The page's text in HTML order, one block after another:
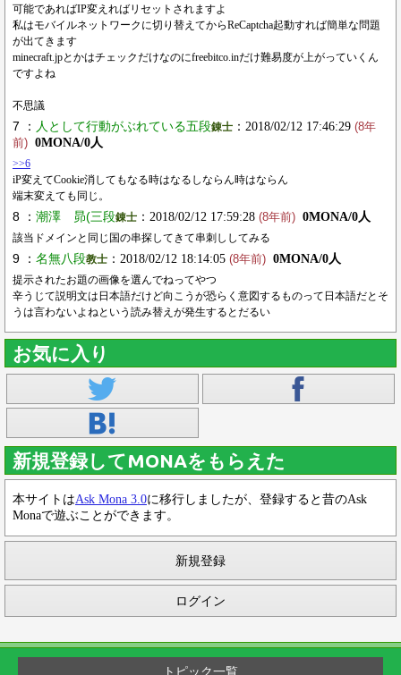
可能であればIP変えればリセットされますよ
私はモバイルネットワークに切り替えてからReCaptcha起動すれば簡単な問題
が出てきます
minecraft.jpとかはチェックだけなのにfreebitco.inだけ難易度が上がっていくん
ですよね
不思議
7 ： 人として行動がぶれている五段錬士 ：2018/02/12 17:46:29 (8年
前) 0MONA/0人
>>6
iP変えてCookie消してもなる時はなるしならん時はならん
端末変えても同じ。
8 ： 潮澤 昴(三段錬士 ：2018/02/12 17:59:28 (8年前) 0MONA/0人
該当ドメインと同じ国の串探してきて串刺ししてみる
9 ： 名無八段教士 ：2018/02/12 18:14:05 (8年前) 0MONA/0人
提示されたお題の画像を選んでねってやつ
辛うじて説明文は日本語だけど向こうが恐らく意図するものって日本語だとそ
うは言わないよねという読み替えが発生するとだるい
お気に入り
新規登録してMONAをもらえた
本サイトはAsk Mona 3.0に移行しましたが、登録すると昔のAsk
Monaで遊ぶことができます。
新規登録
ログイン
トピック一覧